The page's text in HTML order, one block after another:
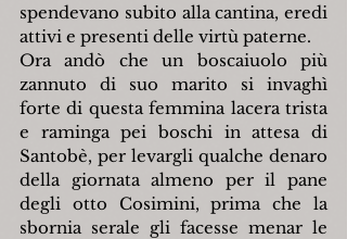
spendevano subito alla cantina, eredi
attivi e presenti delle virtù paterne.
Ora andò che un boscaiuolo più
zannuto di suo marito si invaghì
forte di questa femmina lacera trista
e raminga pei boschi in attesa di
Santobè, per levargli qualche denaro
della giornata almeno per il pane
degli otto Cosimini, prima che la
sbornia serale gli facesse menar le